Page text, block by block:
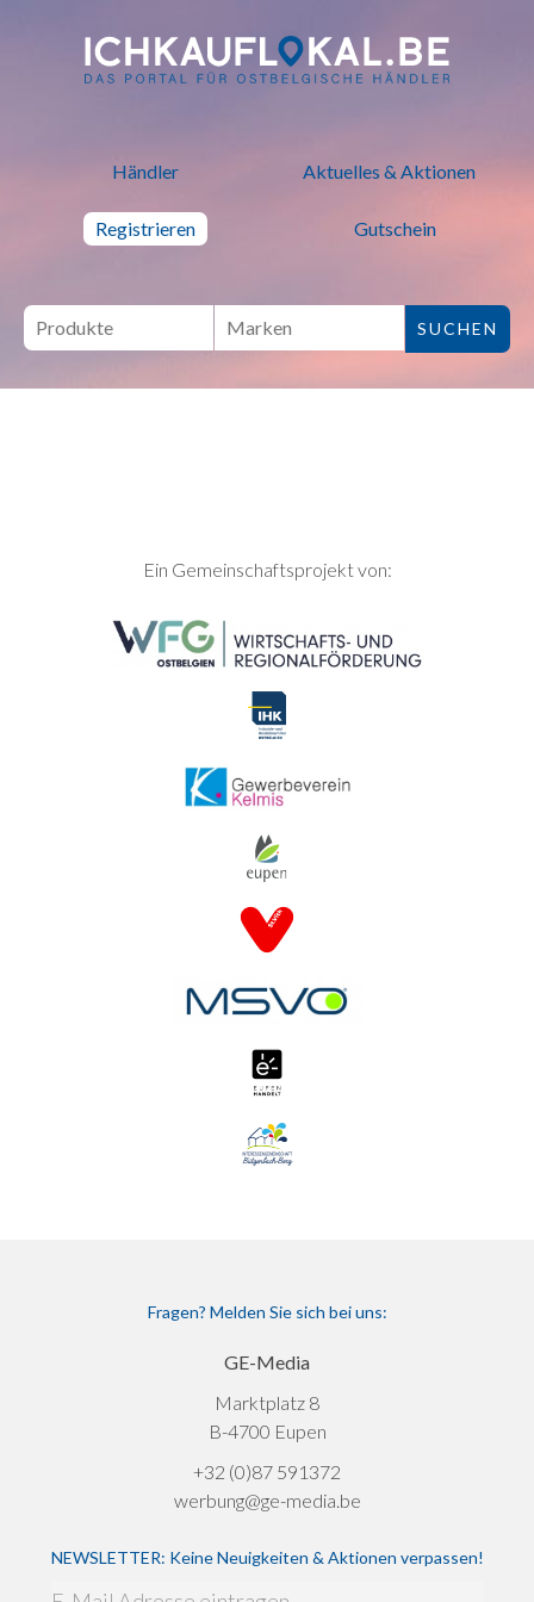
ich kauf lokal - Bei lokalen
Händler Aktuelles & Aktionen
Registrieren Gutschein
SEITENFUSSEin Gemeinschaftsprojekt von:
Fragen? Melden Sie sich bei uns:
GE-Media
Marktplatz 8
B-4700 Eupen
+32 (0)87 591372
werbung@ge-media.be
NEWSLETTER: Keine Neuigkeiten & Aktionen verpassen!